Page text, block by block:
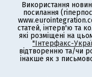
Використання
посилання
статей, інтерв'ю та
які розміщені на
"Інтерфакс-
відтворенню та/чи
інакше як з